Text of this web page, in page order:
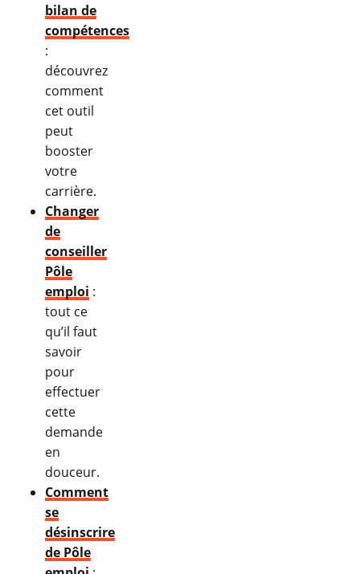
bilan de
compétences
:
découvrez
comment
cet outil
peut
booster
votre
carrière.
Changer
de
conseiller
Pôle
emploi :
tout ce
qu’il faut
savoir
pour
effectuer
cette
demande
en
douceur.
Comment
se
désinscrire
de Pôle